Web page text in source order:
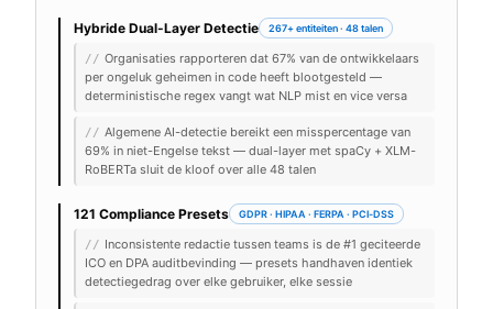
Hybride Dual-Layer Detectie 267+ entiteiten · 48 talen
// Organisaties rapporteren dat 67% van de ontwikkelaars
per ongeluk geheimen in code heeft blootgesteld —
deterministische regex vangt wat NLP mist en vice versa
// Algemene AI-detectie bereikt een misspercentage van
69% in niet-Engelse tekst — dual-layer met spaCy + XLM-
RoBERTa sluit de kloof over alle 48 talen
121 Compliance Presets GDPR · HIPAA · FERPA · PCI-DSS
// Inconsistente redactie tussen teams is de #1 geciteerde
ICO en DPA auditbevinding — presets handhaven identiek
detectiegedrag over elke gebruiker, elke sessie